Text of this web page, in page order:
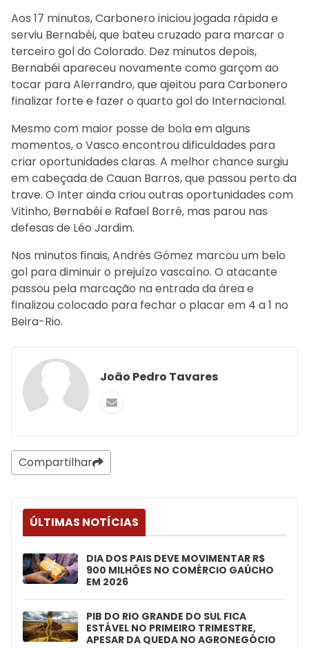
Aos 17 minutos, Carbonero iniciou jogada rápida e
serviu Bernabéi, que bateu cruzado para marcar o
terceiro gol do Colorado. Dez minutos depois,
Bernabéi apareceu novamente como garçom ao
tocar para Alerrandro, que ajeitou para Carbonero
finalizar forte e fazer o quarto gol do Internacional.
Mesmo com maior posse de bola em alguns
momentos, o Vasco encontrou dificuldades para
criar oportunidades claras. A melhor chance surgiu
em cabeçada de Cauan Barros, que passou perto da
trave. O Inter ainda criou outras oportunidades com
Vitinho, Bernabéi e Rafael Borré, mas parou nas
defesas de Léo Jardim.
Nos minutos finais, Andrés Gómez marcou um belo
gol para diminuir o prejuízo vascaíno. O atacante
passou pela marcação na entrada da área e
finalizou colocado para fechar o placar em 4 a 1 no
Beira-Rio.
João Pedro Tavares
Compartilhar
ÚLTIMAS NOTÍCIAS
DIA DOS PAIS DEVE MOVIMENTAR R$
900 MILHÕES NO COMÉRCIO GAÚCHO
EM 2026
PIB DO RIO GRANDE DO SUL FICA
ESTÁVEL NO PRIMEIRO TRIMESTRE,
APESAR DA QUEDA NO AGRONEGÓCIO